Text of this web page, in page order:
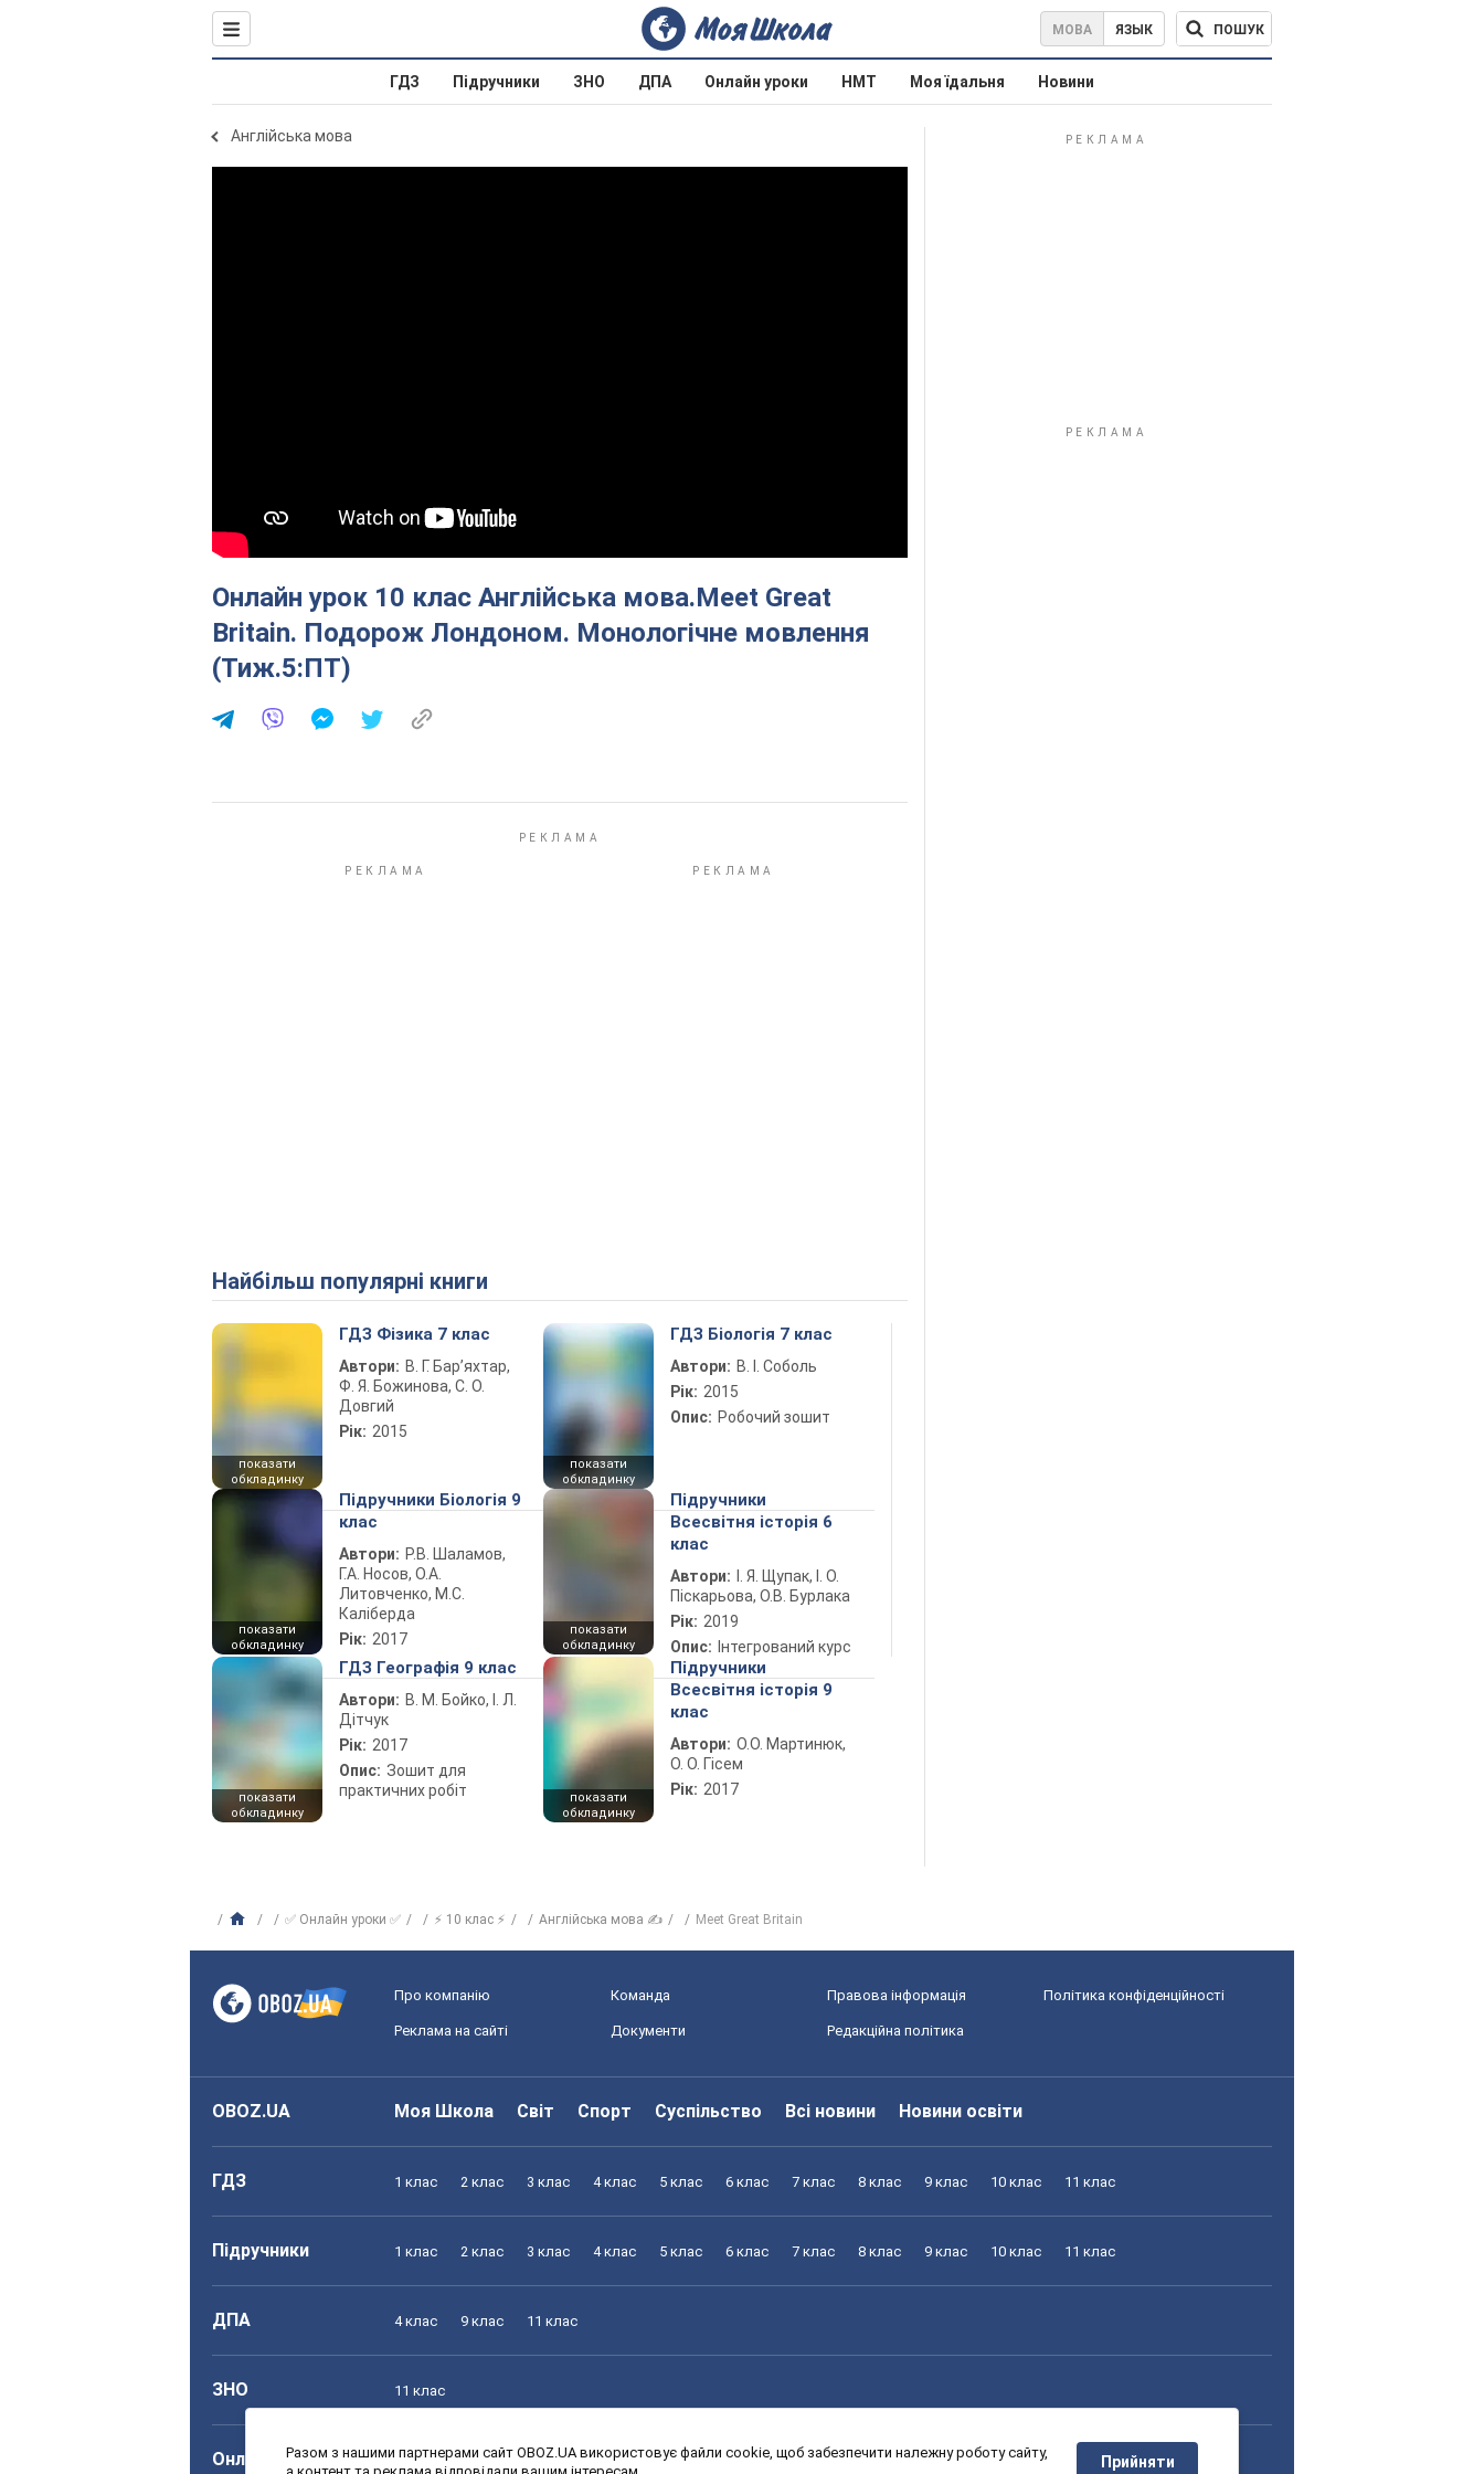
МОВА ЯЗЫК ПОШУК
ГДЗ Підручники ЗНО ДПА Онлайн уроки НМТ Моя їдальня Новини
Англійська мова
Онлайн урок 10 клас Англійська мова.Meet Great
Britain. Подорож Лондоном. Монологічне мовлення
(Тиж.5:ПТ)
Найбільш популярні книги
показати
обкладинку
ГДЗ Фізика 7 клас
Автори: В. Г. Бар’яхтар,
Ф. Я. Божинова, С. О.
Довгий
Рік: 2015
показати
обкладинку
ГДЗ Біологія 7 клас
Автори: В. І. Соболь
Рік: 2015
Опис: Робочий зошит
показати
обкладинку
Підручники Біологія 9
клас
Автори: Р.В. Шаламов,
Г.А. Носов, О.А.
Литовченко, М.С.
Каліберда
Рік: 2017
показати
обкладинку
Підручники
Всесвітня історія 6
клас
Автори:
І. Я. Щупак, І. О.
Піскарьова, О.В. Бурлака
Рік: 2019
Опис: Інтегрований курс
показати
обкладинку
ГДЗ Географія 9 клас
Автори: В. М. Бойко, І. Л.
Дітчук
Рік: 2017
Опис: Зошит для
практичних робіт
показати
обкладинку
Підручники
Всесвітня історія 9
клас
Автори: О.О. Мартинюк,
О. О. Гісем
Рік: 2017
✅ Онлайн уроки ✅ ⚡ 10 клас ⚡ Англійська мова ✍ Meet Great Britain
Про компанію Команда Правова інформація Політика конфіденційності
Реклама на сайті Документи Редакційна політика
OBOZ.UA Моя Школа Світ Спорт Суспільство Всі новини Новини освіти
ГДЗ 1 клас 2 клас 3 клас 4 клас 5 клас 6 клас 7 клас 8 клас 9 клас 10 клас 11 клас
Підручники 1 клас 2 клас 3 клас 4 клас 5 клас 6 клас 7 клас 8 клас 9 клас 10 клас 11 клас
ДПА 4 клас 9 клас 11 клас
ЗНО 11 клас
Онлайн уроки 1 клас 2 клас 3 клас 4 клас 5 клас 6 клас 7 клас 8 клас 9 клас 10 клас 11 клас
Разом з нашими партнерами сайт OBOZ.UA використовує файли cookie, щоб забезпечити належну роботу сайту,
Прийняти